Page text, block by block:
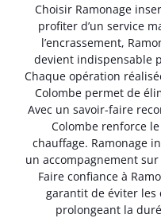
Choisir Ramonage
profiter d’un service
l’encrassement,
devient indispensable
Chaque opération
Colombe permet de
Avec un savoir-faire
Colombe renforce
chauffage. Ramonage
un accompagnement
Faire confiance à
garantit de éviter les
prolongeant la